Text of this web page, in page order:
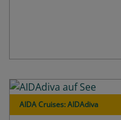
AIDA Cruises: AIDAdiva